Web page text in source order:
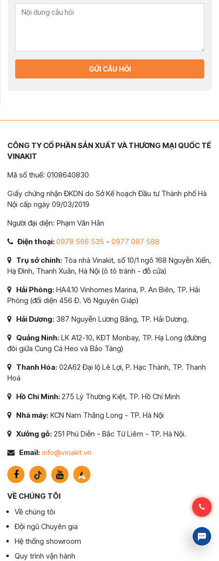
GỬI CÂU HỎI
CÔNG TY CỔ PHẦN SẢN XUẤT VÀ THƯƠNG MẠI QUỐC TẾ
VINAKIT
Mã số thuế: 0108640830
Giấy chứng nhận ĐKDN do Sở Kế hoạch Đầu tư Thành phố Hà
Nội cấp ngày 09/03/2019
Người đại diện: Phạm Văn Hân
Điện thoại:0978 566 535 - 0977 097 588
Trụ sở chính: Tòa nhà Vinakit, số 10/1 ngõ 168 Nguyễn Xiển,
Hạ Đình, Thanh Xuân, Hà Nội (ô tô tránh - đỗ cửa)
Hải Phòng: HA4.10 Vinhomes Marina, P. An Biên, TP. Hải
Phòng (đối diện 456 Đ. Võ Nguyên Giáp)
Hải Dương: 387 Nguyễn Lương Bằng, TP. Hải Dương.
Quảng Ninh: LK A12-10, KĐT Monbay, TP. Hạ Long (đường
đôi giữa Cung Cá Heo và Bảo Tàng)
Thanh Hóa: 02A62 Đại lộ Lê Lợi, P. Hạc Thành, TP. Thanh
Hoá
Hồ Chí Minh:275 Lý Thường Kiệt, TP. Hồ Chí Minh
Nhà máy: KCN Nam Thăng Long - TP. Hà Nội
Xưởng gỗ: 251 Phú Diễn - Bắc Từ Liêm - TP. Hà Nội.
Email: info@vinakit.vn
VỀ CHÚNG TÔI
Về chúng tôi
Đội ngũ Chuyên gia
Hệ thống showroom
Quy trình vận hành